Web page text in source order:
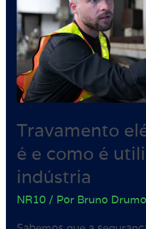
Travamento
é e como é
indústria
NR10/ Por Bruno